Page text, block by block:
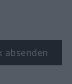
absenden